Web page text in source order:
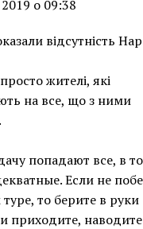
о 09:38
відсутність
жителі, які
на все, що з ними
попадают все, в
Если не
то берите в руки
приходите, наводите